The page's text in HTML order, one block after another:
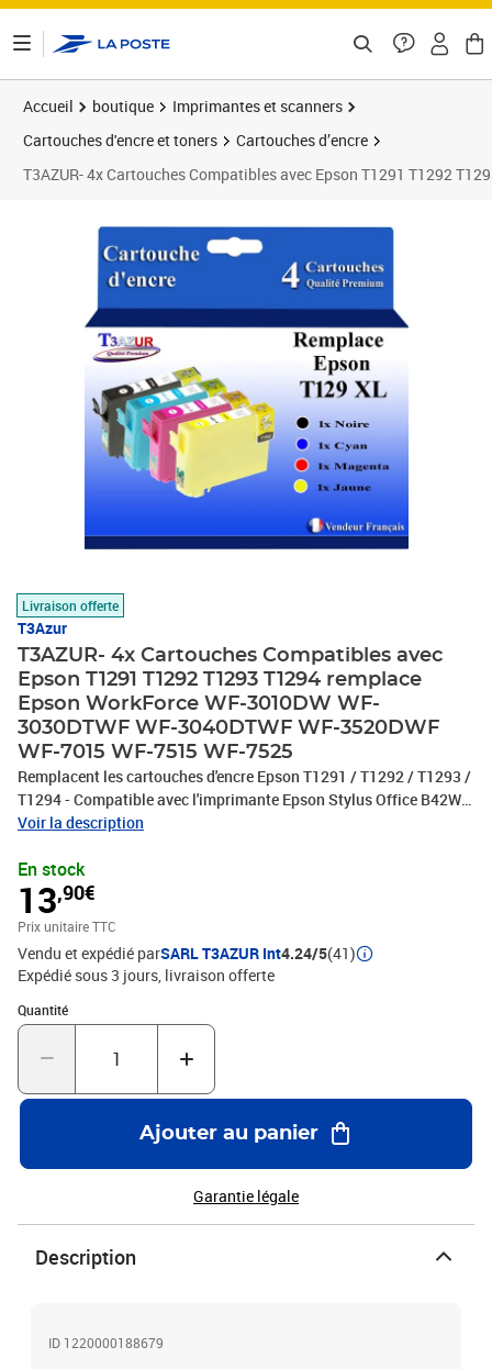
Accueil boutique
Imprimantes et scanners
Cartouches d'encre et toners
Cartouches d’encre
T3AZUR- 4x Cartouches Compatibles avec Epson T1291 T1292
Livraison offerte
T3Azur
T3AZUR- 4x Cartouches Compatibles avec
Epson T1291 T1292 T1293 T1294 remplace
Epson WorkForce WF-3010DW WF-
3030DTWF WF-3040DTWF WF-3520DWF
WF-7015 WF-7515 WF-7525
Remplacent les cartouches d'encre Epson T1291 / T1292 / T1293 /
T1294 - Compatible avec l'imprimante Epson Stylus Office B42WD,
BX305F, BX305FW, BX305FW Plus, BX320FW, BX525WD,
BX630FW, BX635FWD, BX925FWD, BX935FWD Epson Stylus
SX230, SX235, SX235W, SX420W, SX425W, SX430W, SX435W,
SX438W, SX440W, SX445W, SX525WD, SX535WD, SX620FW
Epson WF3010DW, WF3520DWF, WF3530DTWF, WF3540DTWF,
WF7015, WF7515, WF7525 - Ce lot comprend: 1 Noire (15ml) + 1
Cyan (13ml) + 1 Magenta (13ml) + 1 Jaune (13ml) avec un
rendement de 5% , repondent à toutes les normes européennes ISO
9001/14001, STMC, CE, ROHS - 100% Compatible - Encre de haute
qualité qui garantie une excellence qualité d'impression - Marque
Voir la description
En stock
13,90€
Prix unitaire TTC
Vendu et expédié parSARL T3AZUR Int4.24/5(41)
Expédié sous 3 jours livraison offerte
Quantité
Quantité : 1
Ajouter au panier
Garantie légale
Description
ID 1220000188679